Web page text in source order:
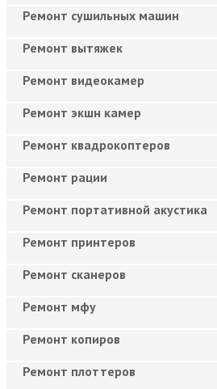
Ремонт сушильных машин
Ремонт вытяжек
Ремонт видеокамер
Ремонт экшн камер
Ремонт квадрокоптеров
Ремонт рации
Ремонт портативной акустика
Ремонт принтеров
Ремонт сканеров
Ремонт мфу
Ремонт копиров
Ремонт плоттеров